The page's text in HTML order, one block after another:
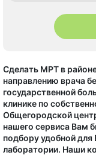
Сделать МРТ в
направлению врача
государственной
клинике по
Общегородской
нашего сервиса Вам
подбору удобной для
лаборатории. Наши